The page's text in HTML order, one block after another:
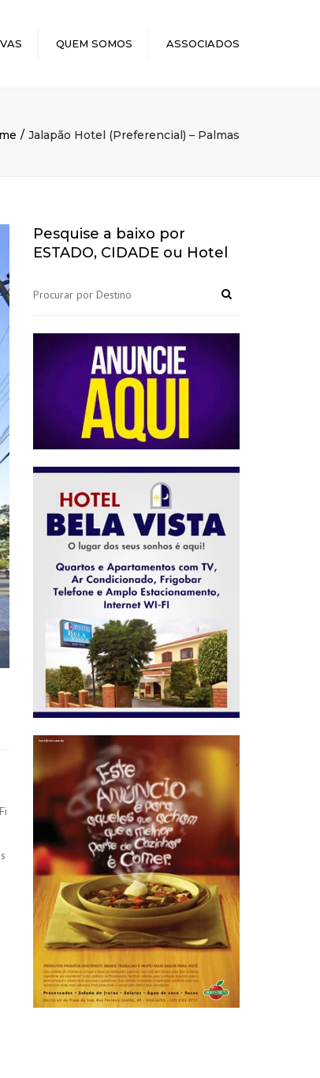
QUEM SOMOS ASSOCIADOS
Jalapão Hotel (Preferencial) – Palmas
Pesquise a baixo por
ESTADO, CIDADE ou Hotel